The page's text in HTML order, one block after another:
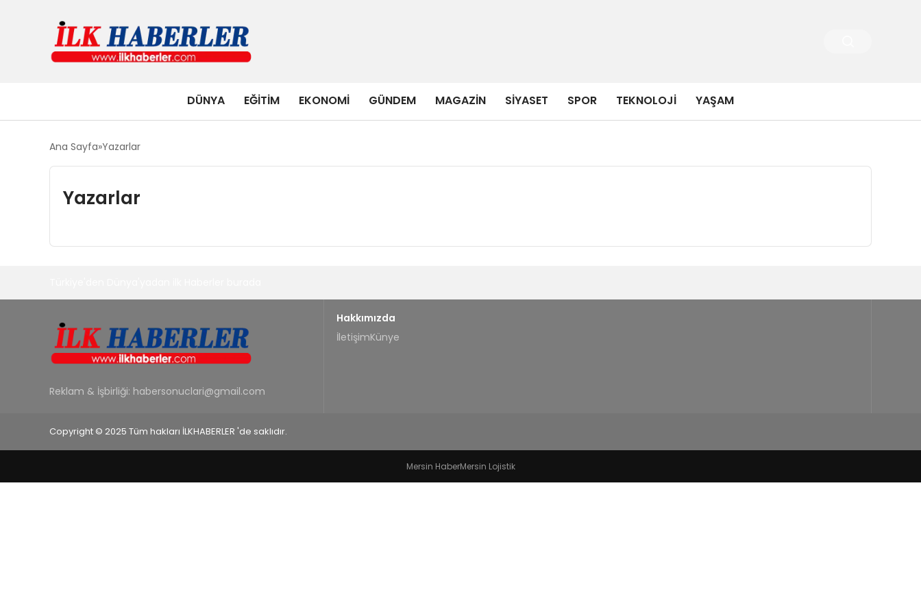
DÜNYA EĞITIM EKONOMI GÜNDEM MAGAZIN SIYASET SPOR TEKNOLOJI YAŞAM
Ana Sayfa Yazarlar
Yazarlar
Reklam & İşbirliği: habersonuclari@gmail.com
Hakkımızda
İletişimKünye
Copyright © 2025 Tüm hakları İLKHABERLER 'de saklıdır.
Mersin HaberMersin Lojistik